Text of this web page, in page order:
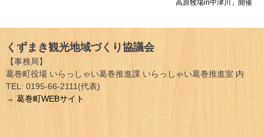
ビ
ゲ
ー
シ
高原牧場in中津川」開催
くずまき観光地域づくり協議会
【事務局】
葛巻町役場 いらっしゃい葛巻推進課 いらっしゃい葛巻推進室 内
TEL: 0195-66-2111(代表)
→ 葛巻町WEBサイト